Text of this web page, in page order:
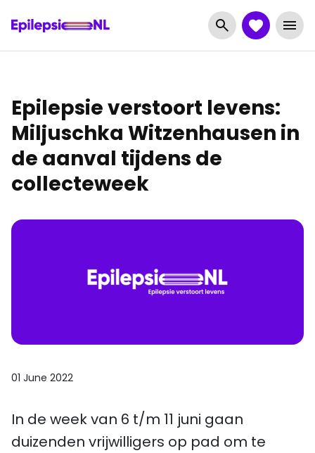
Epilepsie verstoort levens:
Miljuschka Witzenhausen in
de aanval tijdens de
collecteweek
01 June 2022
In de week van 6 t/m 11 juni gaan
duizenden vrijwilligers op pad om te